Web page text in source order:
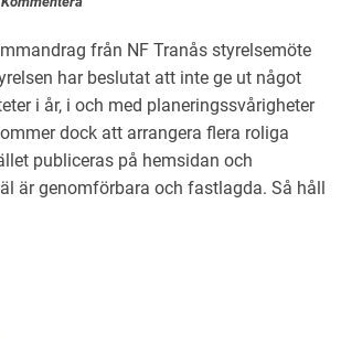
från NF Tranås styrelsemöte
har beslutat att inte ge ut något
i år, i och med planeringssvårigheter
dock att arrangera flera roliga
publiceras på hemsidan och
är genomförbara och fastlagda. Så håll